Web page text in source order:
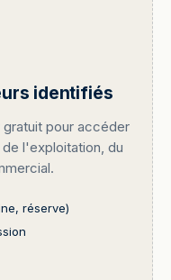
identifiés
pour accéder
l'exploitation, du
réserve)